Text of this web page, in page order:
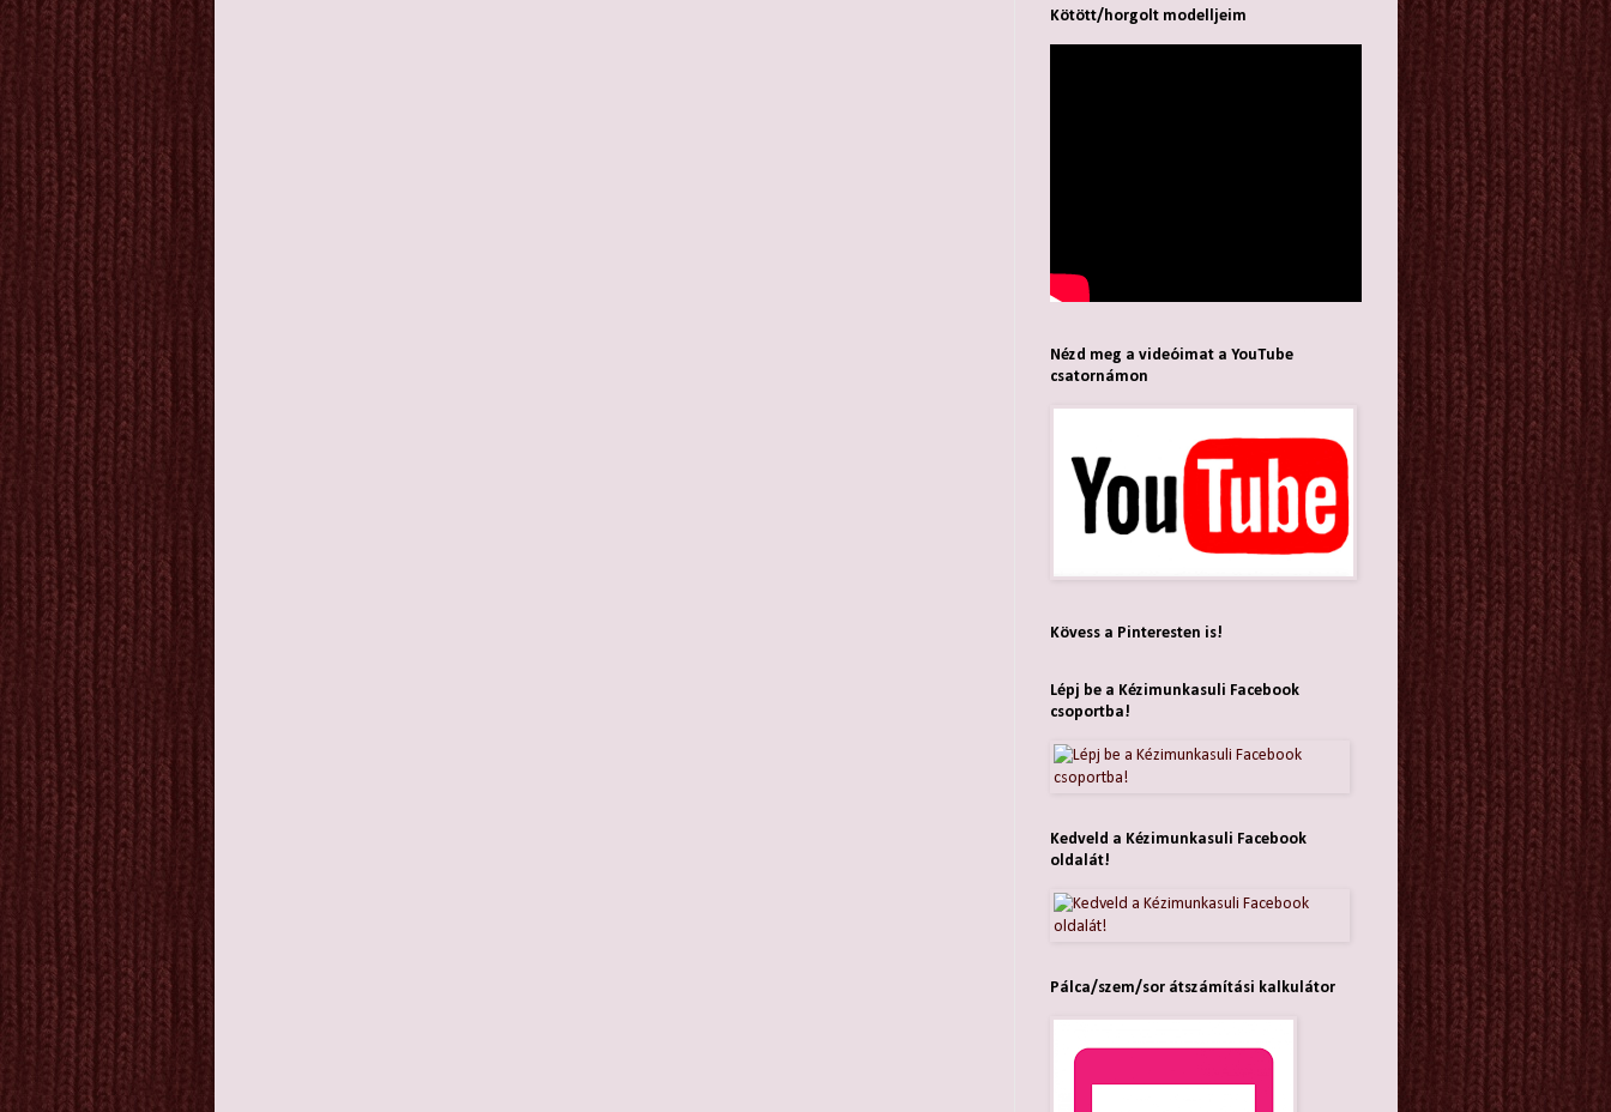
Kötött/horgolt modelljeim
Nézd meg a videóimat a YouTube
csatornámon
Kövess a Pinteresten is!
Lépj be a Kézimunkasuli Facebook
csoportba!
Kedveld a Kézimunkasuli Facebook
oldalát!
Pálca/szem/sor átszámítási kalkulátor